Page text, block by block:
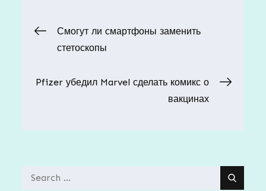
Навигация
записям
Смогут ли смартфоны заменить
стетоскопы
Pfizer убедил Marvel сделать комикс о
вакцинах
Search